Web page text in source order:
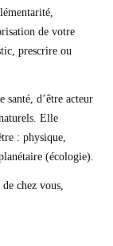
de votre
prescrire ou
santé, d’être acteur
Elle
: physique,
(écologie).
chez vous,